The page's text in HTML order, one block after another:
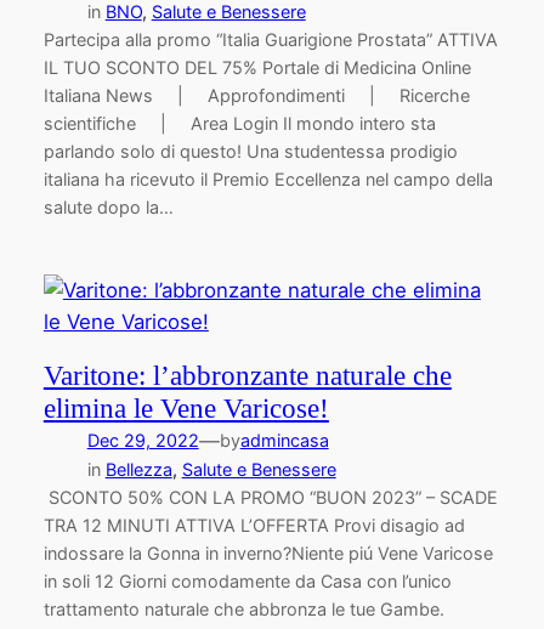
in BNO, Salute e Benessere
Partecipa alla promo “Italia Guarigione Prostata” ATTIVA
IL TUO SCONTO DEL 75% Portale di Medicina Online
Italiana News | Approfondimenti | Ricerche
scientifiche | Area Login Il mondo intero sta
parlando solo di questo! Una studentessa prodigio
italiana ha ricevuto il Premio Eccellenza nel campo della
salute dopo la…
Varitone: l’abbronzante naturale che
elimina le Vene Varicose!
Dec 29, 2022—byadmincasa
in Bellezza, Salute e Benessere
SCONTO 50% CON LA PROMO “BUON 2023” – SCADE
TRA 12 MINUTI ATTIVA L’OFFERTA Provi disagio ad
indossare la Gonna in inverno?Niente piú Vene Varicose
in soli 12 Giorni comodamente da Casa con l’unico
trattamento naturale che abbronza le tue Gambe.